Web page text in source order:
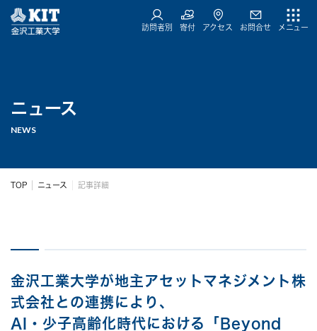
訪問者別 寄付 アクセス お問合せ メニュー
ニュース
NEWS
TOP ニュース 記事詳細
金沢工業大学が地主アセットマネジメント株
式会社との連携により、
AI・少子高齢化時代における「Beyond